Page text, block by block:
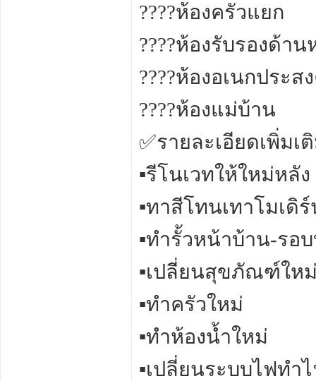
????ห้องครัวแยก
????ห้องรับรองด้าน
????ห้องอเนกประส
????ห้องแม่บ้าน
✅รายละเอียดเพิ่มเ
▪️รีโนเวทให้ใหม่หลัง
▪️ทาสีโทนเทาโมเดิ
▪️ทำรั้วหน้าบ้าน-รอ
▪️เปลี่ยนสุขภัณฑ์ให
▪️ทำครัวใหม่
▪️ทำห้องน้ำใหม่
▪️เปลี่ยนระบบไฟทำ